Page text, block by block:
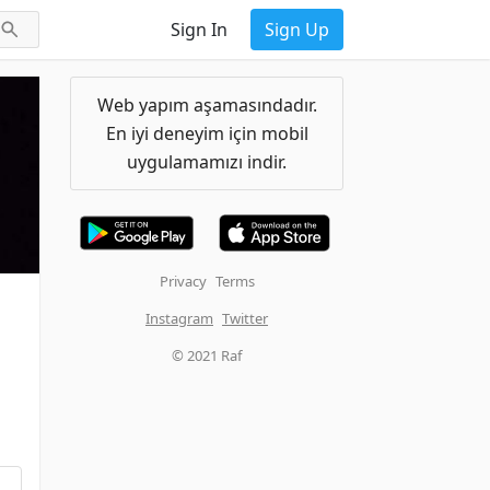
Sign In Sign Up
Web yapım aşamasındadır.
En iyi deneyim için mobil
uygulamamızı indir.
Privacy Terms
Instagram Twitter
© 2021 Raf